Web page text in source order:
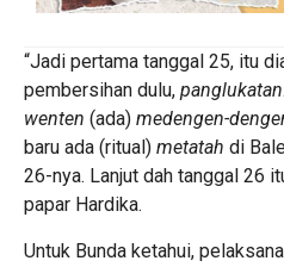
“Jadi pertama tanggal 25, itu
pembersihan dulu, panglukatan
wenten (ada) medengen-
baru ada (ritual) metatah di
26-nya. Lanjut dah tanggal 26
papar Hardika.
Untuk Bunda ketahui,